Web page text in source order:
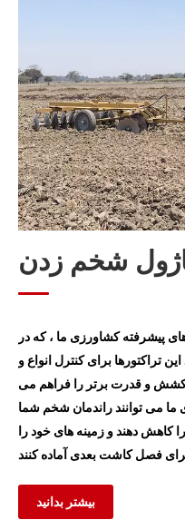
ماژول برداشت
دانه پس از برداشت
ماژول پردازش نی
شخم زدن
پیشرفته کشاورزی ما ، که در
تراکتورها برای کنترل انواع و
و قدرت برتر را فراهم می
ما می توانند راندمان شخم شما
کاهش دهند و زمینه های خود را
بیشتر بدانید